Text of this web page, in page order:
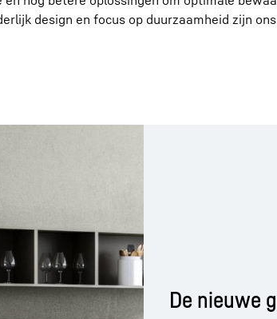
design en focus op duurzaamheid zijn
De nieuwe